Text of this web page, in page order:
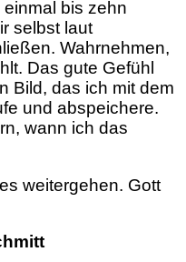
bis zehn
selbst laut
Wahrnehmen,
Das gute Gefühl
Bild, das ich mit dem
und abspeichere.
wann ich das
weitergehen. Gott